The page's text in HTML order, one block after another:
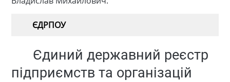
ЄДРПОУ
Єдиний державний реєстр
підприємств та організацій